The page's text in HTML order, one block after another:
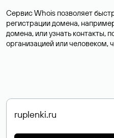
Сервис Whois позволяет
регистрации домена,
домена, или узнать контакты,
организацией или человеком,